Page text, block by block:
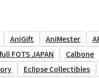
AniGift AniMester
FOTS JAPAN Calbone
Eclipse Collectibles